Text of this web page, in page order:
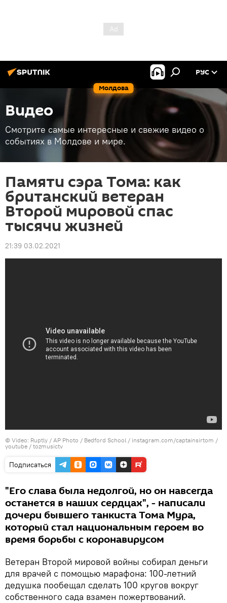
Молдова
РУС
Видео
Смотрите самые интересные и свежие видео о
событиях в Молдове и мире.
Памяти сэра Тома: как
британский ветеран
Второй мировой спас
тысячи жизней
21:39 03.02.2021
© Video: Ruptly / AP Photo / Bedford School / instagram.com/captainsirtom /
youtube / tozmusictv
Подписаться
"Его слава была недолгой, но он навсегда
останется в наших сердцах", - написали
дочери бывшего танкиста Тома Мура,
который стал национальным героем во
время борьбы с коронавирусом
Ветеран Второй мировой войны собирал деньги
для врачей с помощью марафона: 100-летний
дедушка пообещал сделать 100 кругов вокруг
собственного сада взамен пожертвований.